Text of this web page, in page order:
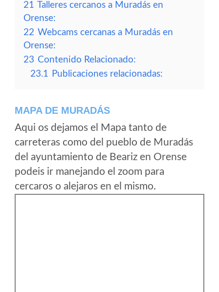
21 Talleres cercanos a Muradás en
Orense:
22 Webcams cercanas a Muradás en
Orense:
23 Contenido Relacionado:
23.1 Publicaciones relacionadas:
MAPA DE MURADÁS
Aqui os dejamos el Mapa tanto de
carreteras como del pueblo de Muradás
del ayuntamiento de Beariz en Orense
podeis ir manejando el zoom para
cercaros o alejaros en el mismo.